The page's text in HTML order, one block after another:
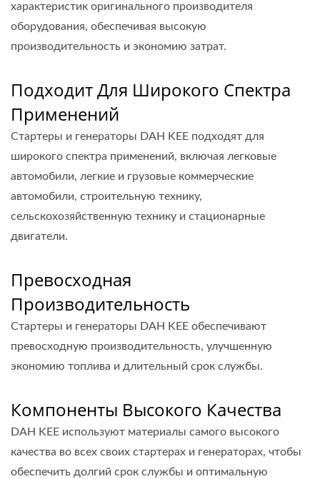
характеристик оригинального производителя
оборудования, обеспечивая высокую
производительность и экономию затрат.
Подходит Для Широкого Спектра
Применений
Стартеры и генераторы DAH KEE подходят для
широкого спектра применений, включая легковые
автомобили, легкие и грузовые коммерческие
автомобили, строительную технику,
сельскохозяйственную технику и стационарные
двигатели.
Превосходная
Производительность
Стартеры и генераторы DAH KEE обеспечивают
превосходную производительность, улучшенную
экономию топлива и длительный срок службы.
Компоненты Высокого Качества
DAH KEE используют материалы самого высокого
качества во всех своих стартерах и генераторах, чтобы
обеспечить долгий срок службы и оптимальную